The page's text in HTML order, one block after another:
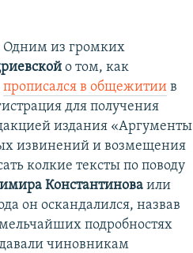
Одним из громких
о том, как
прописался в общежитии в
для получения
издания «Аргументы
извинений и возмещения
колкие тексты по поводу
Константинова или
он оскандалился, назвав
подробностях
чиновникам